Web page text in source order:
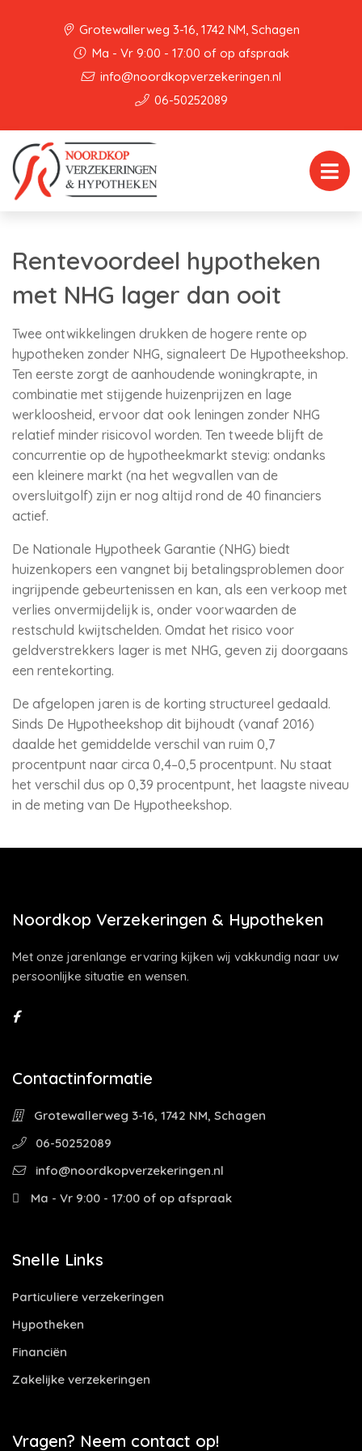
Grotewallerweg 3-16, 1742 NM, Schagen
Ma - Vr 9:00 - 17:00 of op afspraak
info@noordkopverzekeringen.nl
06-50252089
Rentevoordeel hypotheken
met NHG lager dan ooit
Twee ontwikkelingen drukken de hogere rente op
hypotheken zonder NHG, signaleert De Hypotheekshop.
Ten eerste zorgt de aanhoudende woningkrapte, in
combinatie met stijgende huizenprijzen en lage
werkloosheid, ervoor dat ook leningen zonder NHG
relatief minder risicovol worden. Ten tweede blijft de
concurrentie op de hypotheekmarkt stevig: ondanks
een kleinere markt (na het wegvallen van de
oversluitgolf) zijn er nog altijd rond de 40 financiers
actief.
De Nationale Hypotheek Garantie (NHG) biedt
huizenkopers een vangnet bij betalingsproblemen door
ingrijpende gebeurtenissen en kan, als een verkoop met
verlies onvermijdelijk is, onder voorwaarden de
restschuld kwijtschelden. Omdat het risico voor
geldverstrekkers lager is met NHG, geven zij doorgaans
een rentekorting.
De afgelopen jaren is de korting structureel gedaald.
Sinds De Hypotheekshop dit bijhoudt (vanaf 2016)
daalde het gemiddelde verschil van ruim 0,7
procentpunt naar circa 0,4–0,5 procentpunt. Nu staat
het verschil dus op 0,39 procentpunt, het laagste niveau
in de meting van De Hypotheekshop.
Noordkop Verzekeringen & Hypotheken
Met onze jarenlange ervaring kijken wij vakkundig naar uw
persoonlijke situatie en wensen.
Contactinformatie
Grotewallerweg 3-16, 1742 NM, Schagen
06-50252089
info@noordkopverzekeringen.nl
Ma - Vr 9:00 - 17:00 of op afspraak
Snelle Links
Particuliere verzekeringen
Hypotheken
Financiën
Zakelijke verzekeringen
Vragen? Neem contact op!